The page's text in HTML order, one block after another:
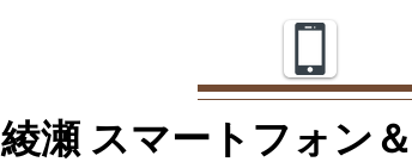
綾瀬 スマートフォン